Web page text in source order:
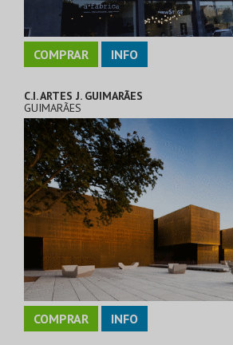
COMPRAR INFO
C.I. ARTES J. GUIMARÃES
GUIMARÃES
COMPRAR INFO